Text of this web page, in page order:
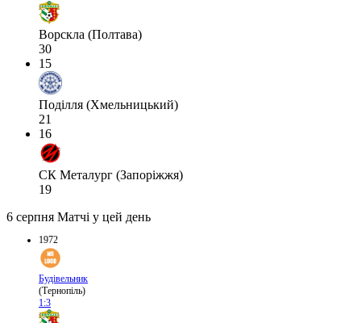
Ворскла (Полтава)
30
15
Поділля (Хмельницький)
21
16
СК Металург (Запоріжжя)
19
6 серпня Матчі у цей день
1972
Будівельник
(Тернопіль)
1:3